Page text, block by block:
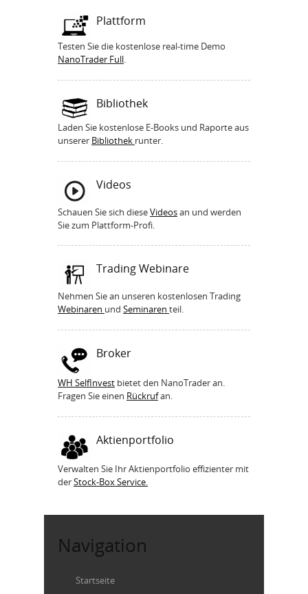
Plattform
Testen Sie die kostenlose real-time Demo
NanoTrader Full.
Bibliothek
Laden Sie kostenlose E-Books und Raporte aus
unserer Bibliothek runter.
Videos
Schauen Sie sich dieseVideosan und werden
Sie zum Plattform-Profi.
Trading Webinare
Nehmen Sie an unseren kostenlosen Trading
Webinaren und Seminaren teil.
Broker
WH SelfInvest bietet den NanoTrader an.
Fragen Sie einen Rückrufan.
Aktienportfolio
Verwalten Sie Ihr Aktienportfolio effizienter mit
derStock-Box Service.
Navigation
Startseite